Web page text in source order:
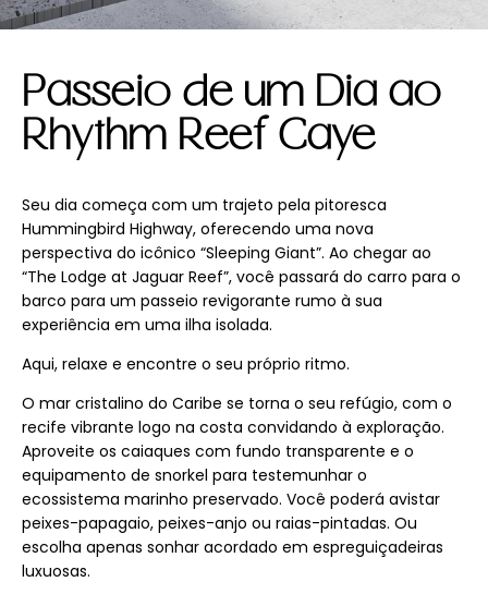
Passeio de um Dia ao
Rhythm Reef Caye
Seu dia começa com um trajeto pela pitoresca
Hummingbird Highway, oferecendo uma nova
perspectiva do icônico “Sleeping Giant”. Ao chegar ao
“The Lodge at Jaguar Reef”, você passará do carro para o
barco para um passeio revigorante rumo à sua
experiência em uma ilha isolada.
Aqui, relaxe e encontre o seu próprio ritmo.
O mar cristalino do Caribe se torna o seu refúgio, com o
recife vibrante logo na costa convidando à exploração.
Aproveite os caiaques com fundo transparente e o
equipamento de snorkel para testemunhar o
ecossistema marinho preservado. Você poderá avistar
peixes-papagaio, peixes-anjo ou raias-pintadas. Ou
escolha apenas sonhar acordado em espreguiçadeiras
luxuosas.